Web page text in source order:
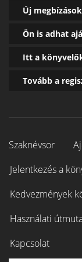
Új
Ön is adhat
Itt a
Tovább a
Szaknévsor
Jelentkezés a
Kedvezmények
Használati
Kapcsolat